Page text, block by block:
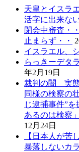
天皇とイスラ
活字に出来な
閉会中審査・
止まらず・・
イスラエル、
らっきーデタ
年2月19日
裁判の闇 実態
同様の検察の
じ逮捕事件”
あるのは検察
12月24日
【日本人が苦
暴落しないカ